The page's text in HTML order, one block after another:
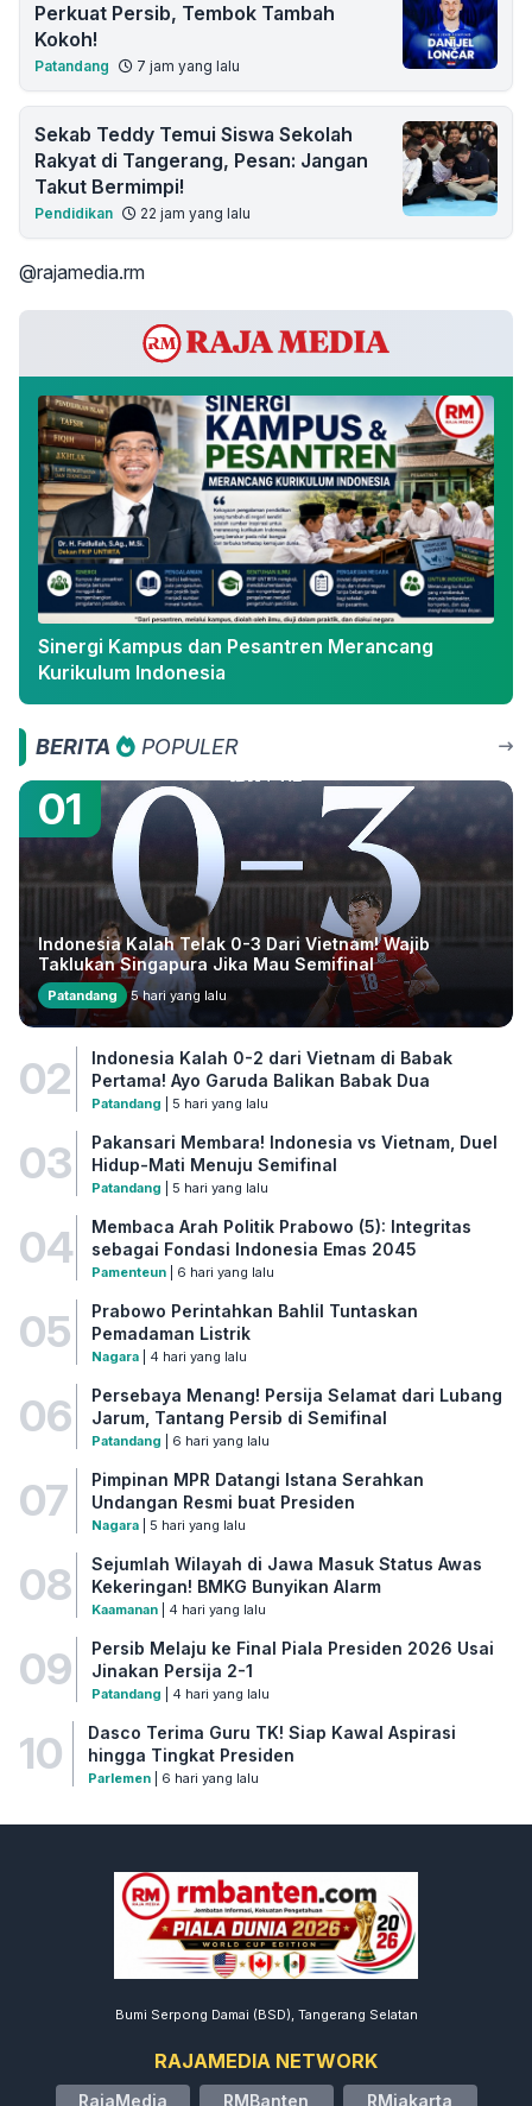
Perkuat Persib, Tembok Tambah
Kokoh!
Patandang 7 jam yang lalu
Sekab Teddy Temui Siswa Sekolah
Rakyat di Tangerang, Pesan: Jangan
Takut Bermimpi!
Pendidikan 22 jam yang lalu
@rajamedia.rm
Sinergi Kampus dan Pesantren Merancang
Kurikulum Indonesia
BERITA POPULER
01
Indonesia Kalah Telak 0-3 Dari Vietnam! Wajib
Taklukan Singapura Jika Mau Semifinal
Patandang 5 hari yang lalu
02
Indonesia Kalah 0-2 dari Vietnam di Babak
Pertama! Ayo Garuda Balikan Babak Dua
Patandang | 5 hari yang lalu
03
Pakansari Membara! Indonesia vs Vietnam, Duel
Hidup-Mati Menuju Semifinal
Patandang | 5 hari yang lalu
04
Membaca Arah Politik Prabowo (5): Integritas
sebagai Fondasi Indonesia Emas 2045
Pamenteun| 6 hari yang lalu
05
Prabowo Perintahkan Bahlil Tuntaskan
Pemadaman Listrik
Nagara| 4 hari yang lalu
06
Persebaya Menang! Persija Selamat dari Lubang
Jarum, Tantang Persib di Semifinal
Patandang | 6 hari yang lalu
07
Pimpinan MPR Datangi Istana Serahkan
Undangan Resmi buat Presiden
Nagara| 5 hari yang lalu
08
Sejumlah Wilayah di Jawa Masuk Status Awas
Kekeringan! BMKG Bunyikan Alarm
Kaamanan| 4 hari yang lalu
09
Persib Melaju ke Final Piala Presiden 2026 Usai
Jinakan Persija 2-1
Patandang | 4 hari yang lalu
10
Dasco Terima Guru TK! Siap Kawal Aspirasi
hingga Tingkat Presiden
Parlemen| 6 hari yang lalu
Bumi Serpong Damai (BSD), Tangerang Selatan
RAJAMEDIA NETWORK
RajaMedia RMBanten RMjakarta